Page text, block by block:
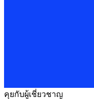
คุยกับผู้เชี่ยวชาญ